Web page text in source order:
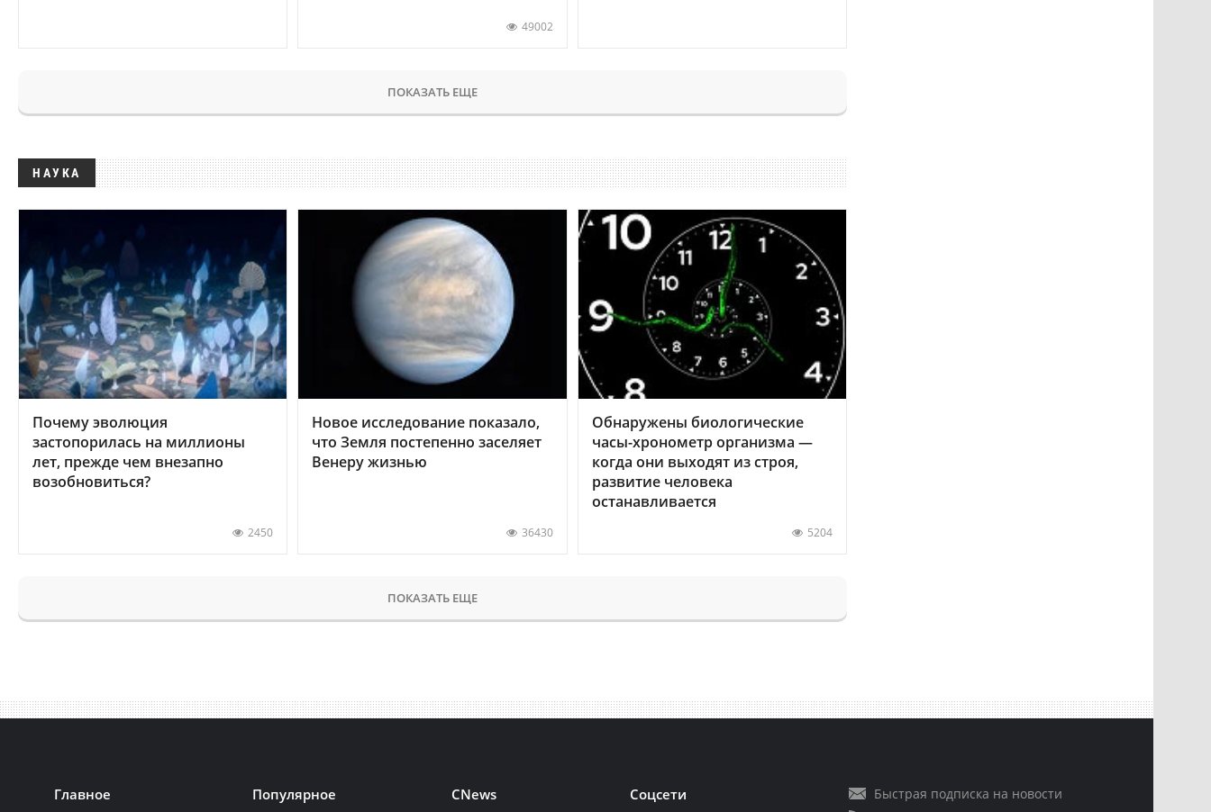
49002
ПОКАЗАТЬ ЕЩЕ
НАУКА
Почему эволюция
застопорилась на миллионы
лет, прежде чем внезапно
возобновиться?
2450
Новое исследование показало,
что Земля постепенно заселяет
Венеру жизнью
36430
Обнаружены биологические
часы-хронометр организма —
когда они выходят из строя,
развитие человека
останавливается
5204
ПОКАЗАТЬ ЕЩЕ
Главное Популярное CNews Соцсети
Быстрая подписка на новости